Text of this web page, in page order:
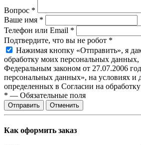
Вопрос *
Ваше имя *
Телефон или Email *
Подтвердите, что вы не робот *
Нажимая кнопку «Отправить», я
обработку моих персональных данных,
Федеральным законом от 27.07.2006
персональных данных», на условиях и
определенных в Согласии на
* — Обязательные поля
Отправить Отменить
Как оформить заказ